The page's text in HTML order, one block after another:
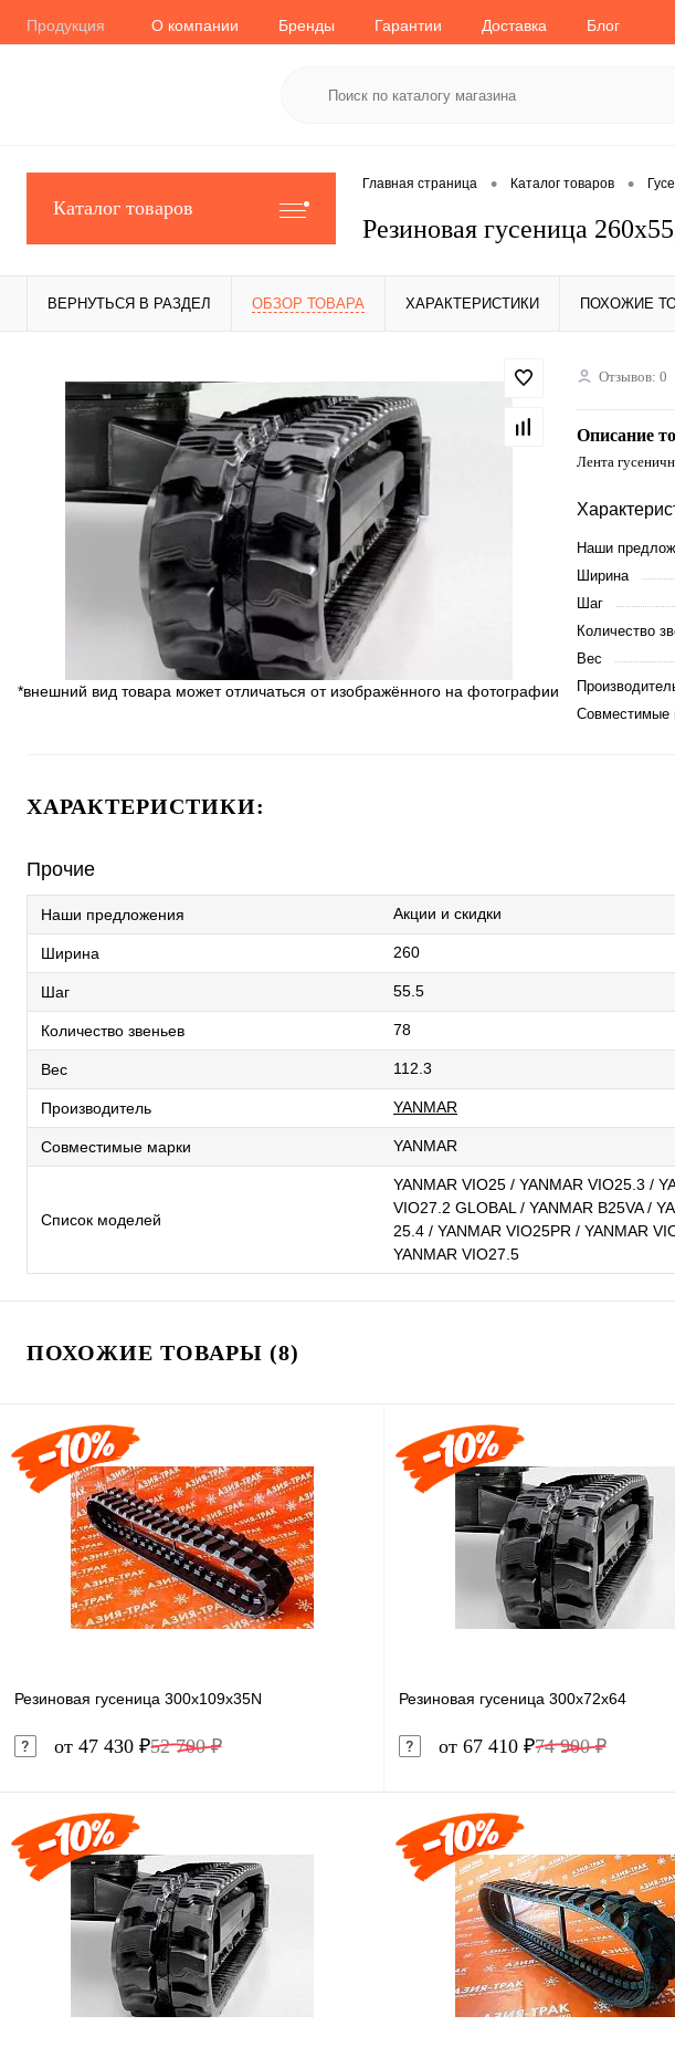
Продукция О компании Бренды Гарантии Доставка Блог
Каталог товаров
Главная страница • Каталог товаров •
Резиновая гусеница
ВЕРНУТЬСЯ В РАЗДЕЛ ОБЗОР ТОВАРА ХАРАКТЕРИСТИКИ ПОХОЖИЕ
*внешний вид товара может отличаться от изображённого на фотографии
Отзывов: 0
Описание
Лента
Наши
Ширина
Шаг
Количество
Вес
Совместимые
ХАРАКТЕРИСТИКИ:
Прочие
Наши предложения Акции и скидки
Ширина 260
Шаг 55.5
Количество звеньев 78
Вес 112.3
Производитель YANMAR
Совместимые марки YANMAR
Список моделей
YANMAR VIO25 / YANMAR VIO25.3 /
VIO27.2 GLOBAL / YANMAR B25VA /
25.4 / YANMAR VIO25PR / YANMAR
YANMAR VIO27.5
ПОХОЖИЕ ТОВАРЫ (8)
Резиновая гусеница 300x109x35N
от 47 430 ₽52 700 ₽
Купить в 1 клик Сравнение
В избранное В наличии
Резиновая гусеница 300x72x64
от 67 410 ₽74 900 ₽
Купить в 1 клик
В избранное Под